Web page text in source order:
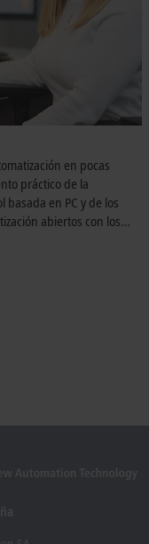
en pocas
práctico de la
en PC y de los
abiertos con los